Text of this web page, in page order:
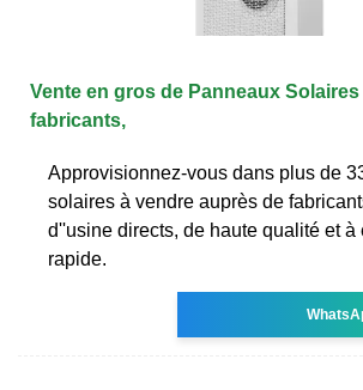
Vente en gros de Panneaux
fabricants,
Approvisionnez-vous dans plus de
solaires à vendre auprès de
d''usine directs, de haute qualité et à
rapide.